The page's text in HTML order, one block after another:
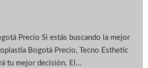
Precio Si estás buscando la mejor
Bogotá Precio, Tecno Esthetic
tu mejor decisión. El...